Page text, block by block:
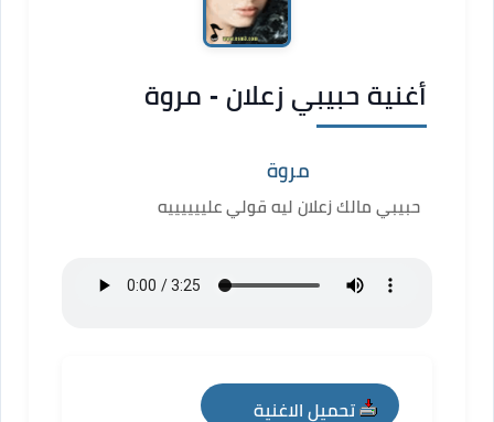
أغنية حبيبي زعلان - مروة
مروة
حبيبي مالك زعلان ليه قولي علييييييه
تحميل الاغنية